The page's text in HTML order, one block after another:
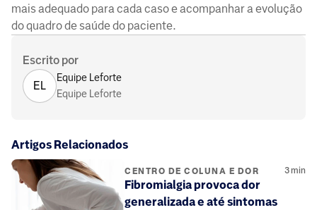
mais adequado para cada caso e acompanhar a evolução
do quadro de saúde do paciente.
Escrito por
EL
Equipe Leforte
Equipe Leforte
Artigos Relacionados
CENTRO DE COLUNA E DOR 3min
Fibromialgia provoca dor
generalizada e até sintomas